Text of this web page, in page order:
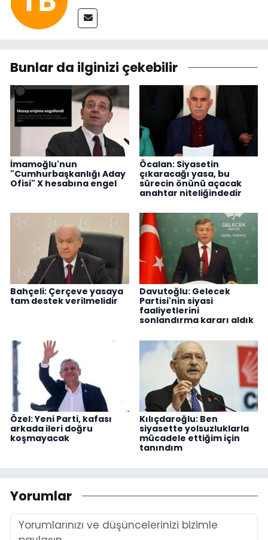
Bunlar da ilginizi çekebilir
İmamoğlu'nun
"Cumhurbaşkanlığı Aday
Ofisi" X hesabına engel
Öcalan: Siyasetin
çıkaracağı yasa, bu
sürecin önünü açacak
anahtar niteliğindedir
Bahçeli: Çerçeve yasaya
tam destek verilmelidir
Davutoğlu: Gelecek
Partisi'nin siyasi
faaliyetlerini
sonlandırma kararı aldık
Özel: Yeni Parti, kafası
arkada ileri doğru
koşmayacak
Kılıçdaroğlu: Ben
siyasette yolsuzluklarla
mücadele ettiğim için
tanındım
Yorumlar